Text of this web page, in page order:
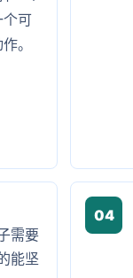
个可
。
需要
能坚
04